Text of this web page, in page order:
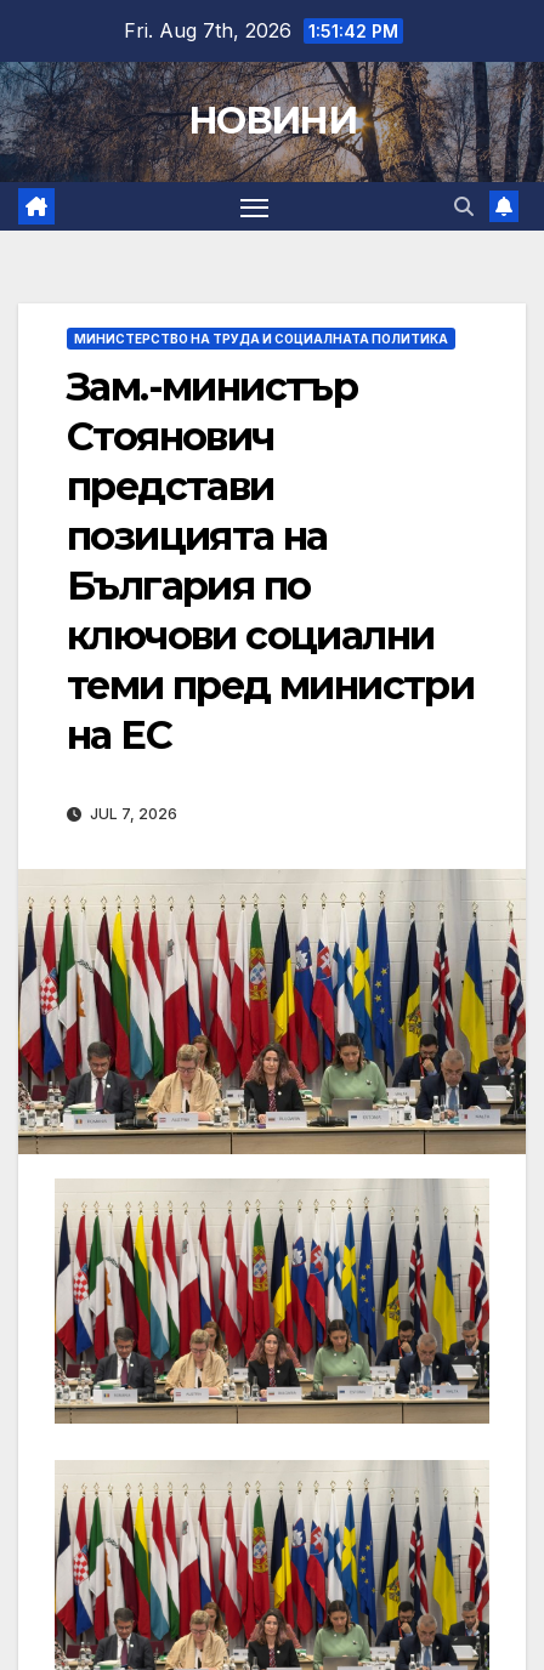
content
Fri. Aug 7th, 2026 1:51:43 PM
НОВИНИ
МИНИСТЕРСТВО НА ТРУДА И СОЦИАЛНАТА ПОЛИТИКА
Зам.-министър
Стоянович
представи
позицията на
България по
ключови социални
теми пред министри
на ЕС
JUL 7, 2026